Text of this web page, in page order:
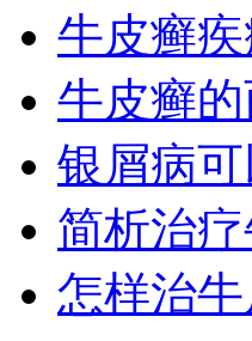
牛皮癣
牛皮癣
银屑病
简析治
怎样治